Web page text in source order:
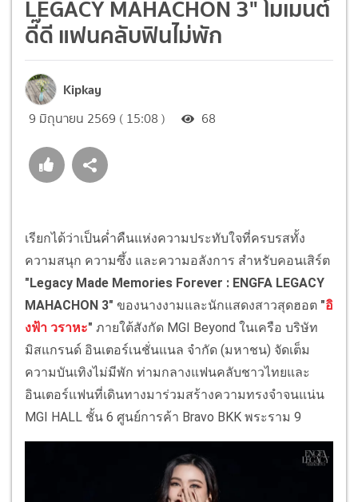
LEGACY MAHACHON 3" โมเมนต์
ดี๊ดี แฟนคลับฟินไม่พัก
Kipkay
9 มิถุนายน 2569 ( 15:08 ) 68
เรียกได้ว่าเป็นค่ำคืนแห่งความประทับใจที่ครบรสทั้ง
ความสนุก ความซึ้ง และความอลังการ สำหรับคอนเสิร์ต
"Legacy Made Memories Forever : ENGFA LEGACY
MAHACHON 3" ของนางงามและนักแสดงสาวสุดฮอต "อิ
งฟ้า วราหะ" ภายใต้สังกัด MGI Beyond ในเครือ บริษัท
มิสแกรนด์ อินเตอร์เนชั่นแนล จำกัด (มหาชน) จัดเต็ม
ความบันเทิงไม่มีพัก ท่ามกลางแฟนคลับชาวไทยและ
อินเตอร์แฟนที่เดินทางมาร่วมสร้างความทรงจำจนแน่น
MGI HALL ชั้น 6 ศูนย์การค้า Bravo BKK พระราม 9